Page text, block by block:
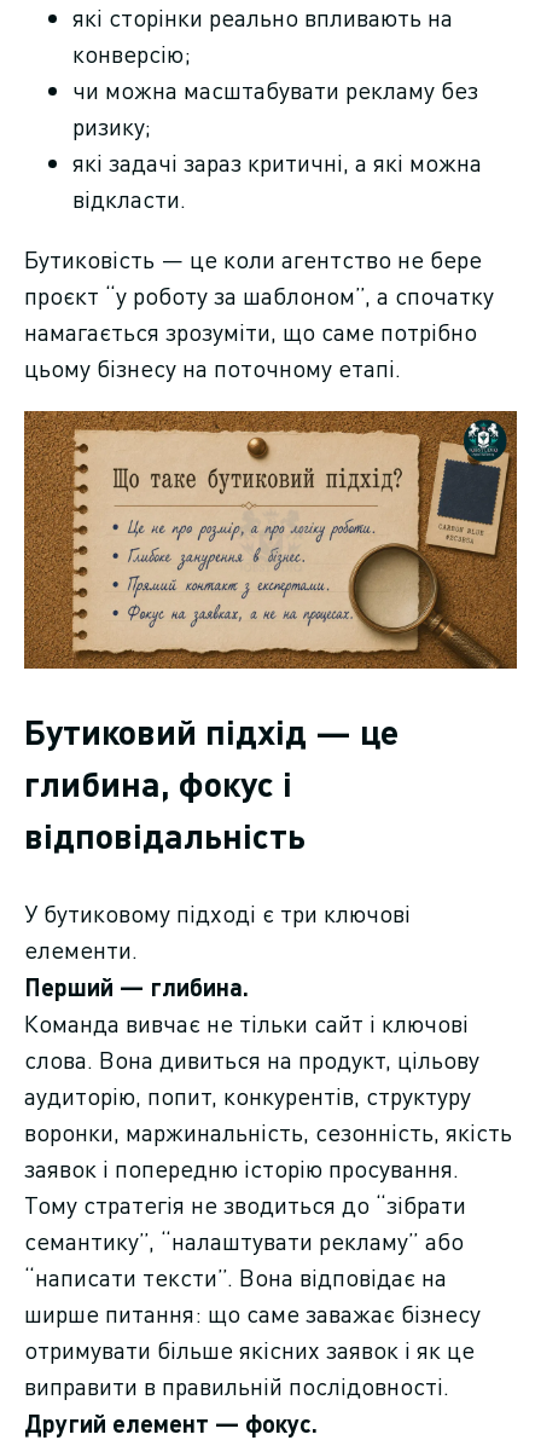
які сторінки реально впливають на
конверсію;
чи можна масштабувати рекламу без
ризику;
які задачі зараз критичні, а які можна
відкласти.
Бутиковість — це коли агентство не бере
проєкт “у роботу за шаблоном”, а спочатку
намагається зрозуміти, що саме потрібно
цьому бізнесу на поточному етапі.
Бутиковий підхід — це
глибина, фокус і
відповідальність
У бутиковому підході є три ключові
елементи.
Перший — глибина.
Команда вивчає не тільки сайт і ключові
слова. Вона дивиться на продукт, цільову
аудиторію, попит, конкурентів, структуру
воронки, маржинальність, сезонність, якість
заявок і попередню історію просування.
Тому стратегія не зводиться до “зібрати
семантику”, “налаштувати рекламу” або
“написати тексти”. Вона відповідає на
ширше питання: що саме заважає бізнесу
отримувати більше якісних заявок і як це
виправити в правильній послідовності.
Другий елемент — фокус.